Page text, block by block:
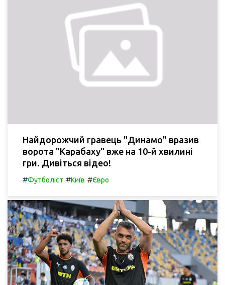
Найдорожчий гравець "Динамо" вразив
ворота "Карабаху" вже на 10-й хвилині
гри. Дивіться відео!
#Футболіст #Київ #Євро